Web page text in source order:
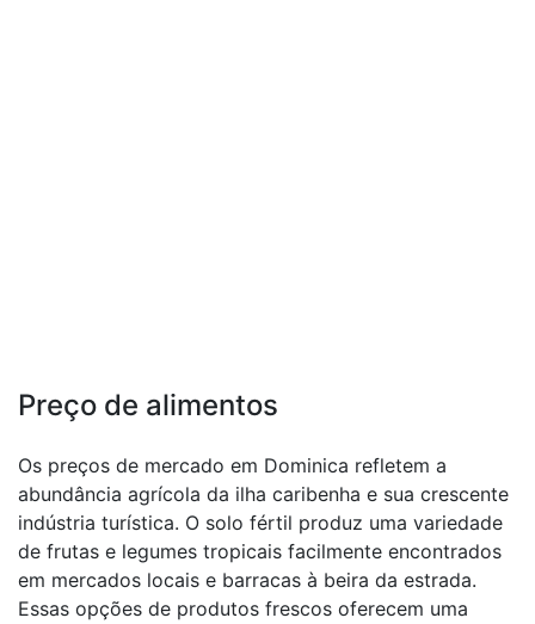
Preço de alimentos
Os preços de mercado em Dominica refletem a
abundância agrícola da ilha caribenha e sua crescente
indústria turística. O solo fértil produz uma variedade
de frutas e legumes tropicais facilmente encontrados
em mercados locais e barracas à beira da estrada.
Essas opções de produtos frescos oferecem uma